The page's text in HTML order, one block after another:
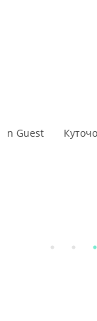
Куточок